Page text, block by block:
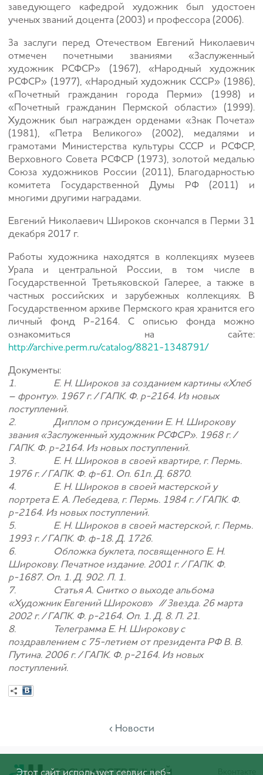
заведующего кафедрой художник был удостоен
ученых званий доцента (2003) и профессора (2006).
За заслуги перед Отечеством Евгений Николаевич
отмечен почетными званиями «Заслуженный
художник РСФСР» (1967), «Народный художник
РСФСР» (1977), «Народный художник СССР» (1986),
«Почетный гражданин города Перми» (1998) и
«Почетный гражданин Пермской области» (1999).
Художник был награжден орденами «Знак Почета»
(1981), «Петра Великого» (2002), медалями и
грамотами Министерства культуры СССР и РСФСР,
Верховного Совета РСФСР (1973), золотой медалью
Союза художников России (2011), Благодарностью
комитета Государственной Думы РФ (2011) и
многими другими наградами.
Евгений Николаевич Широков скончался в Перми 31
декабря 2017 г.
Работы художника находятся в коллекциях музеев
Урала и центральной России, в том числе в
Государственной Третьяковской Галерее, а также в
частных российских и зарубежных коллекциях. В
Государственном архиве Пермского края хранится его
личный фонд Р-2164. С описью фонда можно
ознакомиться на сайте:
http://archive.perm.ru/catalog/8821-1348791/
Документы:
1. Е. Н. Широков за созданием картины «Хлеб
– фронту». 1967 г. / ГАПК. Ф. р-2164. Из новых
поступлений.
2. Диплом о присуждении Е. Н. Широкову
звания «Заслуженный художник РСФСР». 1968 г. /
ГАПК. Ф. р-2164. Из новых поступлений.
3. Е. Н. Широков в своей квартире, г. Пермь.
1976 г. / ГАПК. Ф. ф-61. Оп. 61п. Д. 6870.
4. Е. Н. Широков в своей мастерской у
портрета Е. А. Лебедева, г. Пермь. 1984 г. / ГАПК. Ф.
р-2164. Из новых поступлений.
5. Е. Н. Широков в своей мастерской, г. Пермь.
1993 г. / ГАПК. Ф. ф-18. Д. 1726.
6. Обложка буклета, посвященного Е. Н.
Широкову. Печатное издание. 2001 г. / ГАПК. Ф.
р-1687. Оп. 1. Д. 902. Л. 1.
7. Статья А. Снитко о выходе альбома
«Художник Евгений Широков» // Звезда. 26 марта
2002 г. / ГАПК. Ф. р-2164. Оп. 1. Д. 8. Л. 21.
8. Телеграмма Е. Н. Широкову с
поздравлением с 75-летием от президента РФ В. В.
Путина. 2006 г. / ГАПК. Ф. р-2164. Из новых
поступлений.
‹ Новости
Этот сайт использует сервис веб-